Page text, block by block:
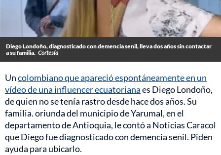
Diego Londoño, diagnosticado con demencia senil, lleva dos años sin contactar
a su familia. Cortesía
Uncolombiano que apareció espontáneamente en un
vídeo de una influencer ecuatorianaes Diego Londoño,
de quien no se tenía rastro desde hace dos años. Su
familia. oriunda del municipio de Yarumal, en el
departamento de Antioquia, le contó a Noticias Caracol
que Diego fue diagnosticado con demencia senil. Piden
ayuda para ubicarlo.